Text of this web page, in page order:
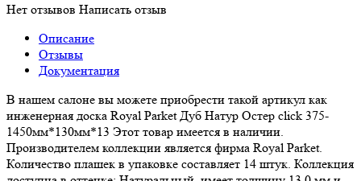
Нет отзывов Написать отзыв
Описание
Отзывы
Документация
В нашем салоне вы можете приобрести такой артикул как
инженерная доска Royal Parket Дуб Натур Остер click 375-
1450мм*130мм*13 Этот товар имеется в наличии.
Производителем коллекции является фирма Royal Parket.
Количество плашек в упаковке составляет 14 штук. Коллекция